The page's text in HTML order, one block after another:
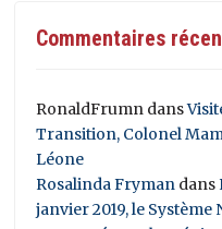
Commentaires
RonaldFrumn dans
Transition, Colonel
Léone
Rosalinda Fryman dans
janvier 2019, le